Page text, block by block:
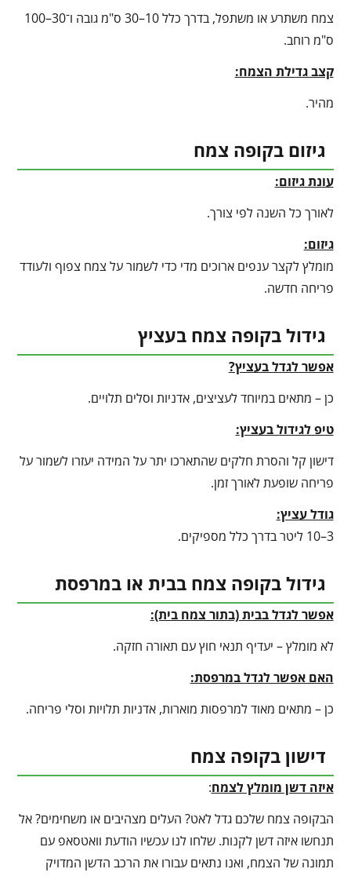
צמח משתרע או משתפל, בדרך כלל 10–30 ס"מ גובה ו־30–100
ס"מ רוחב.
קצב גדילת הצמח:
מהיר.
גיזום בקופה צמח
עונת גיזום:
לאורך כל השנה לפי צורך.
גיזום:
מומלץ לקצר ענפים ארוכים מדי כדי לשמור על צמח צפוף ולעודד
פריחה חדשה.
גידול בקופה צמח בעציץ
אפשר לגדל בעציץ?
כן – מתאים במיוחד לעציצים, אדניות וסלים תלויים.
טיפ לגידול בעציץ:
דישון קל והסרת חלקים שהתארכו יתר על המידה יעזרו לשמור על
פריחה שופעת לאורך זמן.
גודל עציץ:
3–10 ליטר בדרך כלל מספיקים.
גידול בקופה צמח בבית או במרפסת
אפשר לגדל בבית (בתור צמח בית):
לא מומלץ – יעדיף תנאי חוץ עם תאורה חזקה.
האם אפשר לגדל במרפסת:
כן – מתאים מאוד למרפסות מוארות, אדניות תלויות וסלי פריחה.
דישון בקופה צמח
איזה דשן מומלץ לצמח:
הבקופה צמח שלכם גדל לאט? העלים מצהיבים או משחימים? אל
תנחשו איזה דשן לקנות. שלחו לנו עכשיו הודעת וואטסאפ עם
תמונה של הצמח, ואנו נתאים עבורו את הרכב הדשן המדויק